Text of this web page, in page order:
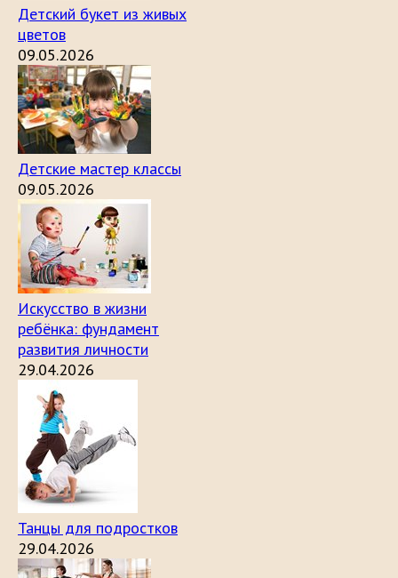
Детский букет из живых
цветов
09.05.2026
Детские мастер классы
09.05.2026
Искусство в жизни
ребёнка: фундамент
развития личности
29.04.2026
Танцы для подростков
29.04.2026